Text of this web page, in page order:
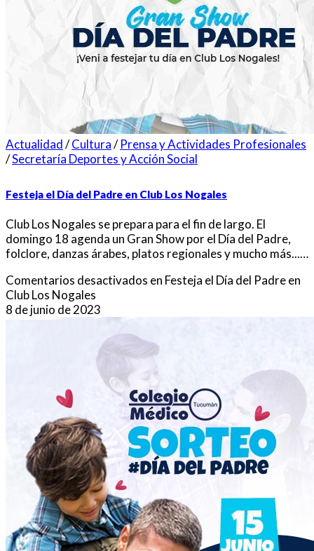
Actualidad/Cultura/Prensa y Actividades Profesionales
/Secretaría Deportes y Acción Social
Festeja el Día del Padre en Club Los Nogales
Club Los Nogales se prepara para el fin de largo. El
domingo 18 agenda un Gran Show por el Día del Padre,
folclore, danzas árabes, platos regionales y mucho más...…
Comentarios desactivados en Festeja el Día del Padre en
Club Los Nogales
8 de junio de 2023